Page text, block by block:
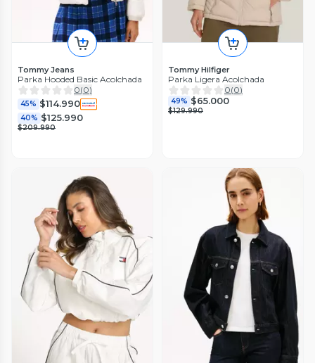
Tommy Jeans
Parka Hooded Basic Acolchada
0(0)
45% $114.990
40% $125.990
$209.990
Tommy Hilfiger
Parka Ligera Acolchada
0(0)
49% $65.000
$129.990